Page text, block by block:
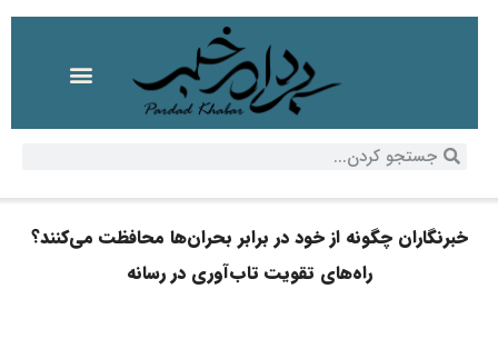
خبرنگاران چگونه از خود در برابر بحران‌ها محافظت می‌کنند؟
راه‌های تقویت تاب‌آوری در رسانه